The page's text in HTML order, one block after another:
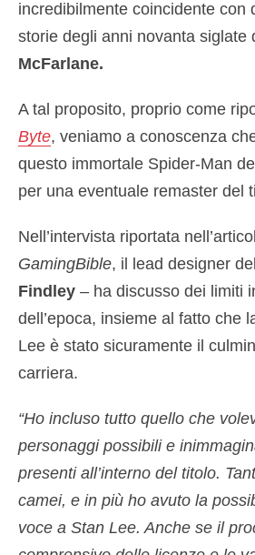
incredibilmente coincidente con
storie degli anni novanta siglate
McFarlane.
A tal proposito, proprio come
Byte, veniamo a conoscenza
questo immortale Spider-Man
per una eventuale remaster del
Nell’intervista riportata
GamingBible, il lead designer
Findley – ha discusso dei limiti
dell’epoca, insieme al fatto che
Lee è stato sicuramente il
carriera.
“Ho incluso tutto quello che
personaggi possibili e
presenti all’interno del titolo.
camei, e in più ho avuto la
voce a Stan Lee. Anche se il